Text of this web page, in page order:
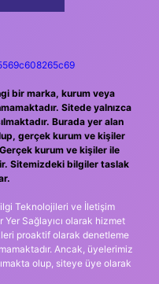
bir marka, kurum veya
Sitede yalnızca
Burada yer alan
gerçek kurum ve kişiler
kurum ve kişiler ile
Sitemizdeki bilgiler taslak
Teknolojileri ve İletişim
Yer Sağlayıcı olarak hizmet
proaktif olarak denetleme
Ancak, üyelerimiz
olup, siteye üye olarak